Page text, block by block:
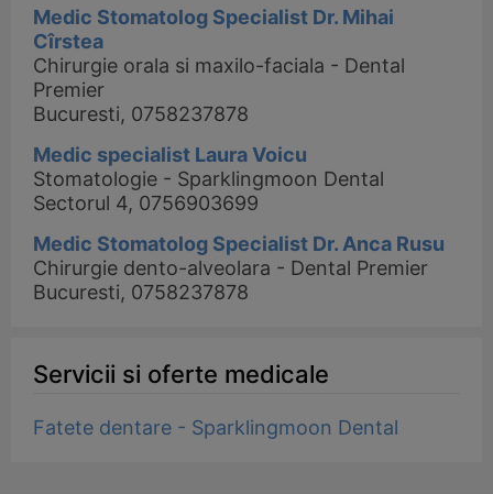
Medic Stomatolog Specialist Dr. Mihai
Cîrstea
Chirurgie orala si maxilo-faciala - Dental
Premier
Bucuresti, 0758237878
Medic specialist Laura Voicu
Stomatologie - Sparklingmoon Dental
Sectorul 4, 0756903699
Medic Stomatolog Specialist Dr. Anca Rusu
Chirurgie dento-alveolara - Dental Premier
Bucuresti, 0758237878
Servicii si oferte medicale
Fatete dentare - Sparklingmoon Dental